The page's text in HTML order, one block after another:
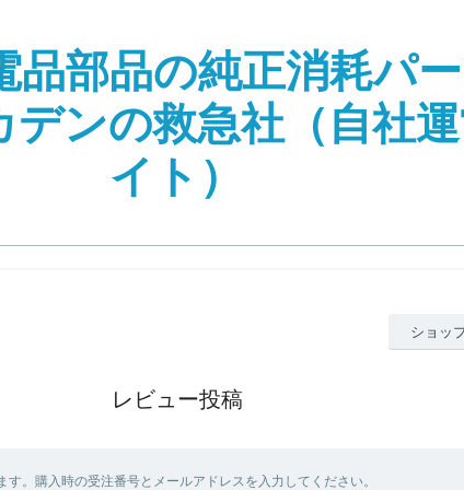
品部品の純正消耗パ
ンの救急社（自社
イト）
ショッ
レビュー投稿
。購入時の受注番号とメールアドレスを入力してください。